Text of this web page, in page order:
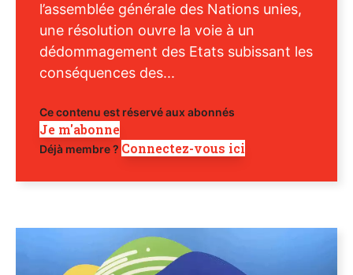
l’assemblée générale des Nations unies,
une résolution ouvre la voie à un
dédommagement des Etats subissant les
conséquences des...
Ce contenu est réservé aux abonnés
Je m'abonne
Déjà membre ? Connectez-vous ici